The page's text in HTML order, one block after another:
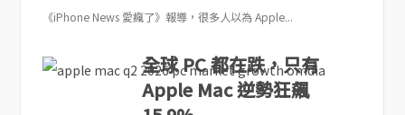
《iPhone News 愛瘋了》報導，很多人以為 Apple...
全球 PC 都在跌，只有
Apple Mac 逆勢狂飆